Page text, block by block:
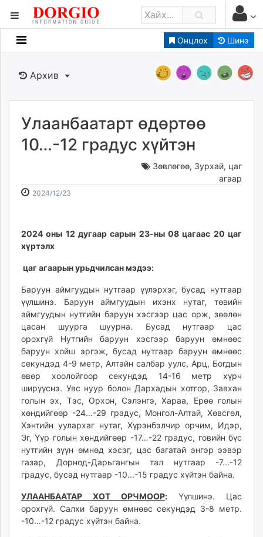
Онцлох Шинэ
Мэдээллийн
Банк санхүү
Бизнес ААН
Төрийн
Gogo.mn
caak.mn
zindaa.mn
Baabar.mn
ikon.mn
mnb.mn
Livetv.mn
Eguur.mn
24tsag.mn
shuud.mn
eagle.mn
ergelt.mn
zarig.mn
today.mn
zuv.mn
mminfo.mn
ugluu.mn
urlag.mn
unen.mn
asu.mn
shudarga.mn
shuurhai.mn
Архив
Улаанбаатарт өдөртөө
10…-12 градус хүйтэн
Зөвлөгөө, Зурхай, цаг
агаар
2024/12/23
09:06:54
01:22:12
2024 оны 12 дугаар сарын 23-ны 08 цагаас 20 цаг
хүртэлх
цаг агаарын урьдчилсан мэдээ:
Баруун аймгуудын нутгаар үүлэрхэг, бусад нутгаар
үүлшинэ. Баруун аймгуудын ихэнх нутаг, төвийн
аймгуудын нутгийн баруун хэсгээр цас орж, зөөлөн
цасан шуурга шуурна. Бусад нутгаар цас
орохгүй Нутгийн баруун хэсгээр баруун өмнөөс
баруун хойш эргэж, бусад нутгаар баруун өмнөөс
секундэд 4-9 метр, Алтайн салбар уулс, Арц, Богдын
өвөр хоолойгоор секундэд 14-16 метр хүрч
ширүүснэ. Увс нуур болон Дархадын хотгор, Завхан
голын эх, Тэс, Орхон, Сэлэнгэ, Хараа, Ерөө голын
хөндийгөөр -24…-29 градус, Монгол-Алтай, Хөвсгөл,
Хэнтийн уулархаг нутаг, Хүрэнбэлчир орчим, Идэр,
Эг, Үүр голын хөндийгөөр -17…-22 градус, говийн бүс
нутгийн зүүн өмнөд хэсэг, цас багатай энгэр ээвэр
газар, Дорнод-Дарьгангын тал нутгаар -7...-12
градус, бусад нутгаар -10...-15 градус хүйтэн байна.
УЛААНБААТАР ХОТ ОРЧМООР: Үүлшинэ. Цас
орохгүй. Салхи баруун өмнөөс секундэд 3-8 метр.
-10…-12 градус хүйтэн байна.